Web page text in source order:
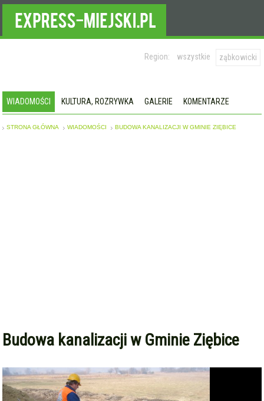
Region: wszystkie ząbkowicki
WIADOMOŚCI KULTURA, ROZRYWKA GALERIE KOMENTARZE
STRONA GŁÓWNA WIADOMOŚCI BUDOWA KANALIZACJI W GMINIE ZIĘBICE
Budowa kanalizacji w Gminie Ziębice